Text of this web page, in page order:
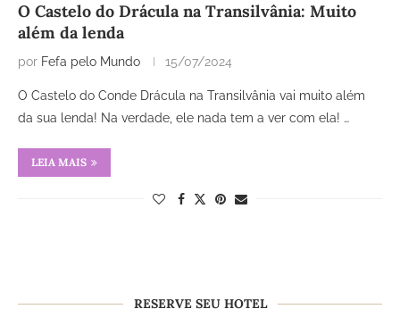
O Castelo do Drácula na Transilvânia: Muito
além da lenda
por Fefa pelo Mundo 15/07/2024
O Castelo do Conde Drácula na Transilvânia vai muito além
da sua lenda! Na verdade, ele nada tem a ver com ela! …
LEIA MAIS
RESERVE SEU HOTEL